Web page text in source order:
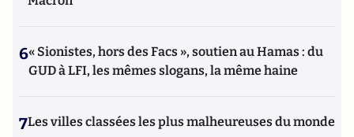
6« Sionistes, hors des Facs », soutien au Hamas : du
GUD à LFI, les mêmes slogans, la même haine
7Les villes classées les plus malheureuses du monde